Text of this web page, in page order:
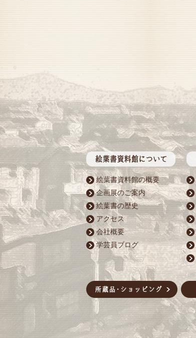
絵葉書資料館の概要
企画展のご案内
絵葉書の歴史
アクセス
会社概要
学芸員ブログ